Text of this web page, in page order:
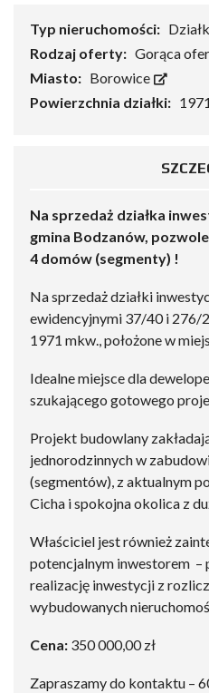
Typ nieruchomości:
Rodzaj oferty: Gorąca
Miasto: Borowice
Powierzchnia działki:
Na sprzedaż działka
gmina Bodzanów,
4 domów (segmenty) !
Na sprzedaż działki
ewidencyjnymi 37/40 i 276/
1971 mkw., położone w
Idealne miejsce dla
szukającego gotowego
Projekt budowlany
jednorodzinnych w
(segmentów), z aktualnym
Cicha i spokojna okolica z
Właściciel jest również
potencjalnym inwestorem –
realizację inwestycji z
wybudowanych
Cena: 350 000,00 zł
Zapraszamy do kontaktu –